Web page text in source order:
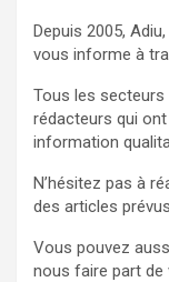
Depuis 2005,
vous informe à
Tous les
rédacteurs qui
information
N’hésitez pas à
des articles
Vous pouvez
nous faire part de